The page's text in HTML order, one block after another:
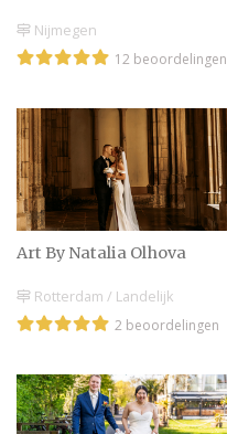
Nijmegen
12 beoordelingen
Art By Natalia Olhova
Rotterdam / Landelijk
2 beoordelingen